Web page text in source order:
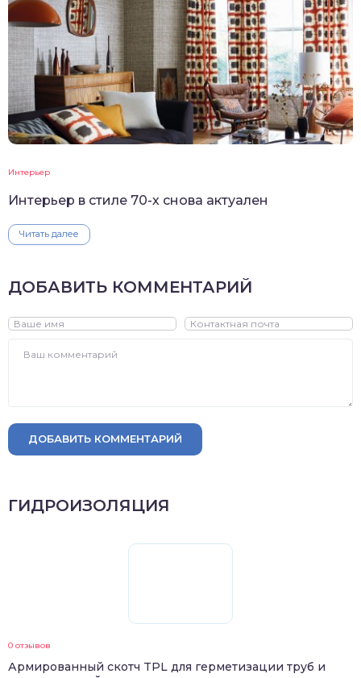
Интерьер
Интерьер в стиле 70-х снова актуален
Читать далее
ДОБАВИТЬ КОММЕНТАРИЙ
ДОБАВИТЬ КОММЕНТАРИЙ
ГИДРОИЗОЛЯЦИЯ
0 отзывов
Армированный скотч TPL для герметизации труб и